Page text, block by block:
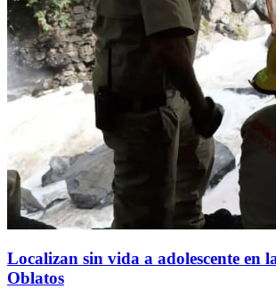
Localizan sin vida a adolescente en
Oblatos